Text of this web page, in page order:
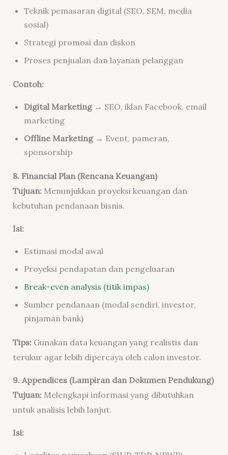
Teknik pemasaran digital (SEO, SEM, media
sosial)
Strategi promosi dan diskon
Proses penjualan dan layanan pelanggan
Contoh:
Digital Marketing→ SEO, iklan Facebook, email
marketing
Offline Marketing→ Event, pameran,
sponsorship
8. Financial Plan (Rencana Keuangan)
Tujuan:Menunjukkan proyeksi keuangan dan
kebutuhan pendanaan bisnis.
Isi:
Estimasi modal awal
Proyeksi pendapatan dan pengeluaran
Break-even analysis (titik impas)
Sumber pendanaan (modal sendiri, investor,
pinjaman bank)
Tips:Gunakan data keuangan yang realistis dan
terukur agar lebih dipercaya oleh calon investor.
9. Appendices (Lampiran dan Dokumen Pendukung)
Tujuan:Melengkapi informasi yang dibutuhkan
untuk analisis lebih lanjut.
Isi: